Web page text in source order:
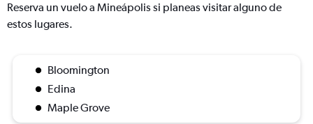
Reserva un vuelo a Mineápolis si planeas visitar alguno de
estos lugares.
Bloomington
Edina
Maple Grove